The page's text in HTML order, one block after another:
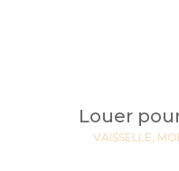
Louer
VAISSELLE,